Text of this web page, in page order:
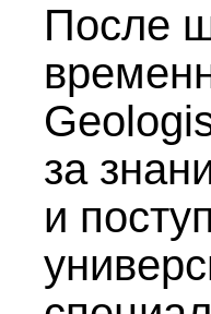
После
за
и